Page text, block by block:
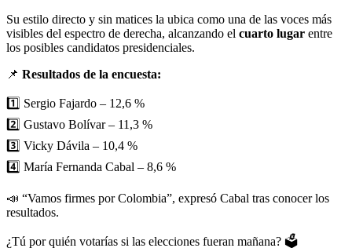
Su estilo directo y sin matices la ubica como una de las voces más
visibles del espectro de derecha, alcanzando el cuarto lugar entre
los posibles candidatos presidenciales.
📌 Resultados de la encuesta:
1️⃣ Sergio Fajardo – 12,6 %
2️⃣ Gustavo Bolívar – 11,3 %
3️⃣ Vicky Dávila – 10,4 %
4️⃣ María Fernanda Cabal – 8,6 %
📣 “Vamos firmes por Colombia”, expresó Cabal tras conocer los
resultados.
¿Tú por quién votarías si las elecciones fueran mañana? 🗳️